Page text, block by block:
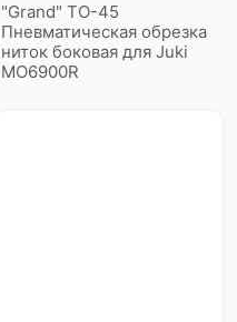
"Grand" TO-45
Пневматическая обрезка
ниток боковая для Juki
MO6900R